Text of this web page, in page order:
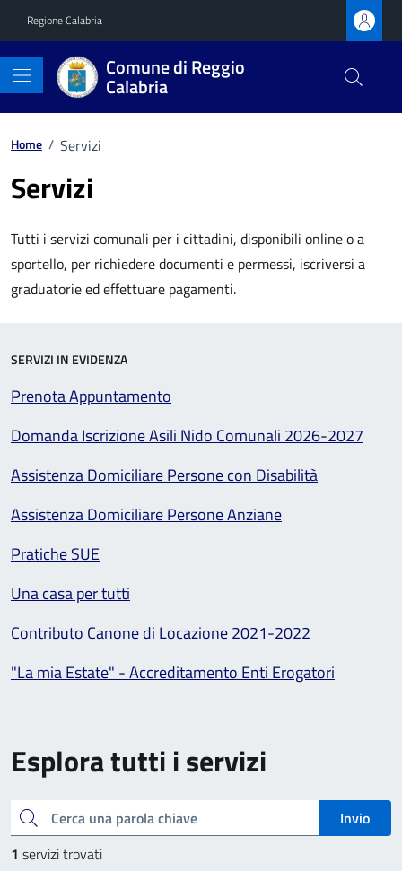
Regione Calabria
Comune di Reggio
Calabria
Home / Servizi
Servizi
Tutti i servizi comunali per i cittadini, disponibili online o a
sportello, per richiedere documenti e permessi, iscriversi a
graduatorie ed effettuare pagamenti.
Esplora tutti i servizi
Cerca una parola chiave
Invio
1 servizi trovati
SERVIZI IN EVIDENZA
Prenota Appuntamento
Domanda Iscrizione Asili Nido Comunali 2026-2027
Assistenza Domiciliare Persone con Disabilità
Assistenza Domiciliare Persone Anziane
Pratiche SUE
Una casa per tutti
Contributo Canone di Locazione 2021-2022
"La mia Estate" - Accreditamento Enti Erogatori